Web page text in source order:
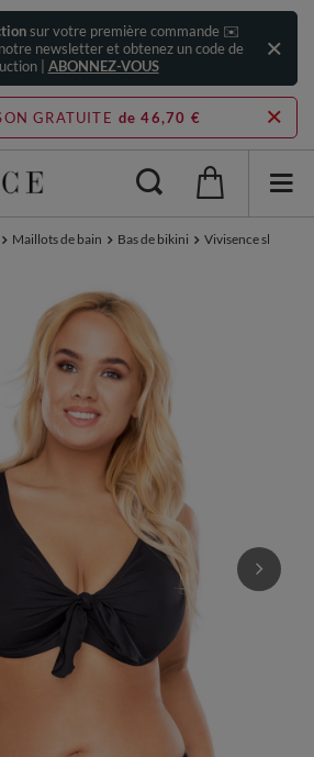
sur votre première commande ✉️
newsletter et obtenez un code de
| ABONNEZ-VOUS
GRATUITE de 46,70 €
Maillots de bain Bas de bikini Vivisence slip de